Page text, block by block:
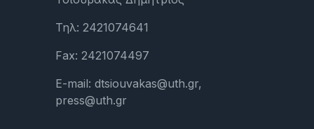
Τηλ: 2421074641
Fax: 2421074497
E-mail: dtsiouvakas@uth.gr,
press@uth.gr